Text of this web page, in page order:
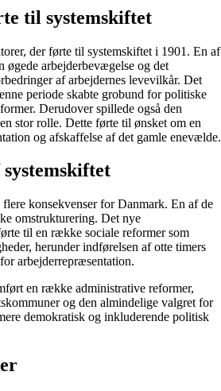
til systemskiftet
der førte til systemskiftet i 1901. En af
øgede arbejderbevægelse og det
af arbejdernes levevilkår. Det
periode skabte grobund for politiske
Derudover spillede også den
stor rolle. Dette førte til ønsket om en
og afskaffelse af det gamle enevælde.
konsekvenser for Danmark. En af de
omstrukturering. Det nye
til en række sociale reformer som
herunder indførelsen af otte timers
arbejderrepræsentation.
en række administrative reformer,
og den almindelige valgret for
demokratisk og inkluderende politisk